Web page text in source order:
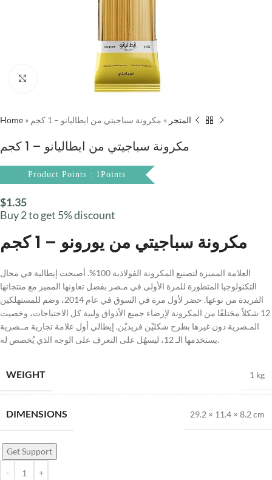
Home » المتجر » مكرونة سباجيتي من ايطاليانو – 1 كجم
مكرونة سباجيتي من ايطاليانو – 1 كجم
Product Points : 1Points
$1.35
Buy 2 to get 5% discount
مكرونة سباجيتي من يورونو – 1 كجم
العلامة المميزة لتصنيع المكرونة الفولاذية 100%. أصبحت إيطالية في مجال
التكنولوجيا المتطورة للمرة الأولى في مـصر بفضل تعاونها المميز مع منتجاتها
الفريدة من نوعها. حضر لأول مرة في السوق في عام 2014، وضم للمستهلكين
12 شكلاً مختلفًا من المكرونة لإرضاء جميع الأذواق ولبية كل الاحتياجات، وخصيت
المـصرية دون غيرها بطرح شكليْن فريديْن. إيطالي أول علامة تجارية مــصرية
يستخدمها الـ 12، ليسهُل على التعرف على الوجه الذي يُخصص له.
WEIGHT 1 kg
DIMENSIONS 29.2 × 11.4 × 8.2 cm
Get Support